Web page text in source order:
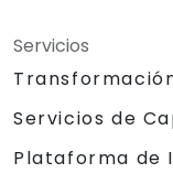
Servicios
Servicios de
Plataforma de